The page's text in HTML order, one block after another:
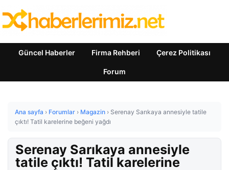
Güncel Haberler Firma Rehberi Çerez Politikası
Forum
Ana sayfa › Forumlar › Magazin › Serenay Sarıkaya annesiyle tatile
çıktı! Tatil karelerine beğeni yağdı
Serenay Sarıkaya annesiyle
tatile çıktı! Tatil karelerine